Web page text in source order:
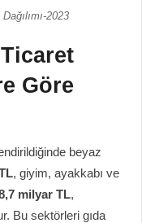
2023
Ticaret
Göre
beyaz
, giyim, ayakkabı ve
milyar TL,
Bu sektörleri gıda